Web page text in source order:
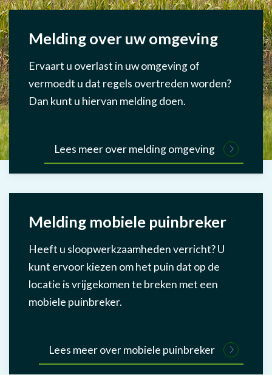
Melding over uw omgeving
Ervaart u overlast in uw omgeving of
vermoedt u dat regels overtreden worden?
Dan kunt u hiervan melding doen.
Lees meer over melding omgeving
Melding mobiele puinbreker
Heeft u sloopwerkzaamheden verricht? U
kunt ervoor kiezen om het puin dat op de
locatie is vrijgekomen te breken met een
mobiele puinbreker.
Lees meer over mobiele puinbreker